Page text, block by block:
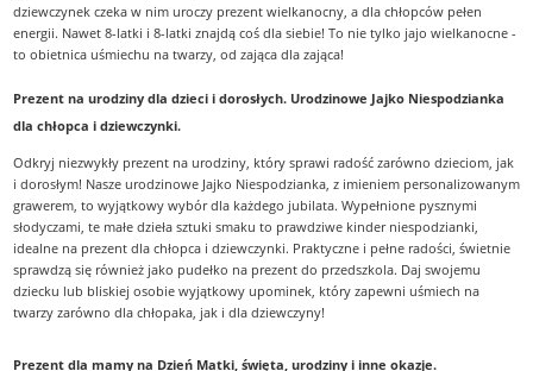
dziewczynek czeka w nim uroczy prezent wielkanocny, a dla chłopców pełen
energii. Nawet 8-latki i 8-latki znajdą coś dla siebie! To nie tylko jajo wielkanocne -
to obietnica uśmiechu na twarzy, od zająca dla zająca!
Prezent na urodziny dla dzieci i dorosłych. Urodzinowe Jajko Niespodzianka
dla chłopca i dziewczynki.
Odkryj niezwykły prezent na urodziny, który sprawi radość zarówno dzieciom, jak
i dorosłym! Nasze urodzinowe Jajko Niespodzianka, z imieniem personalizowanym
grawerem, to wyjątkowy wybór dla każdego jubilata. Wypełnione pysznymi
słodyczami, te małe dzieła sztuki smaku to prawdziwe kinder niespodzianki,
idealne na prezent dla chłopca i dziewczynki. Praktyczne i pełne radości, świetnie
sprawdzą się również jako pudełko na prezent do przedszkola. Daj swojemu
dziecku lub bliskiej osobie wyjątkowy upominek, który zapewni uśmiech na
twarzy zarówno dla chłopaka, jak i dla dziewczyny!
Prezent dla mamy na Dzień Matki, święta, urodziny i inne okazje.